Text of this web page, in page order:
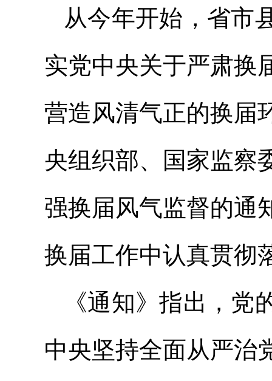
从今年开始，省市
实党中央关于严肃换
营造风清气正的换届
央组织部、国家监察
强换届风气监督的通
换届工作中认真贯彻
《通知》指出，
中央坚持全面从严治